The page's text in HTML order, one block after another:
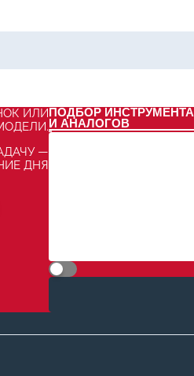
ИЛИ
—
ДНЯ
ПОДБОР ИНСТРУМЕНТА
И АНАЛОГОВ